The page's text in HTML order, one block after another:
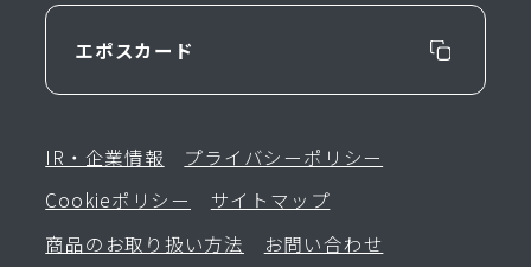
エポスカード
IR・企業情報
プライバシーポリシー
Cookieポリシー
サイトマップ
商品のお取り扱い方法
お問い合わせ